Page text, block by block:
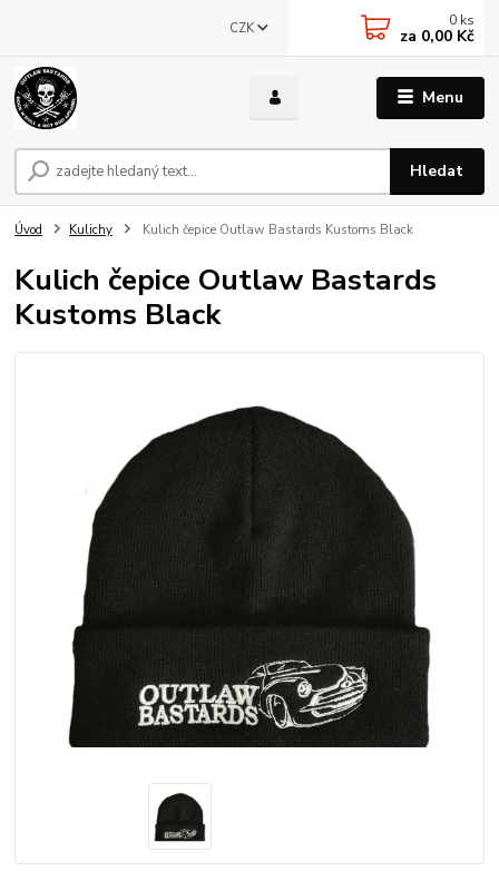
Menu
CZK
Hledat
0 ks
za 0,00 Kč
Úvod Kulichy Kulich čepice Outlaw Bastards Kustoms Black
Kulich čepice Outlaw Bastards
Kustoms Black